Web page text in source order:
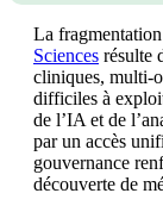
La
Sciences résulte
cliniques, multi-
difficiles à
de l’IA et de
par un accès
gouvernance
découverte de